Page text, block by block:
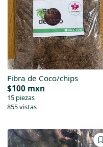
Fibra de Coco/chips
$100 mxn
15 piezas
855 vistas